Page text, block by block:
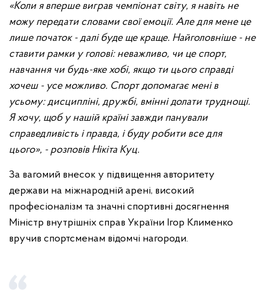
«Коли я вперше виграв чемпіонат світу, я навіть не
можу передати словами свої емоції. Але для мене це
лише початок - далі буде ще краще. Найголовніше - не
ставити рамки у голові: неважливо, чи це спорт,
навчання чи будь-яке хобі, якщо ти цього справді
хочеш - усе можливо. Спорт допомагає мені в
усьому: дисципліні, дружбі, вмінні долати труднощі.
Я хочу, щоб у нашій країні завжди панували
справедливість і правда, і буду робити все для
цього», - розповів Нікіта Куц.
За вагомий внесок у підвищення авторитету
держави на міжнародній арені, високий
професіоналізм та значні спортивні досягнення
Міністр внутрішніх справ України Ігор Клименко
вручив спортсменам відомчі нагороди.